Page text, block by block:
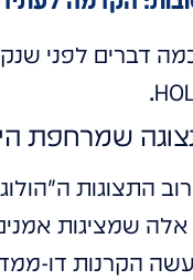
דברים לפני
שמרחפת
רוב התצוגות
אלה שמציגות
הקרנות דו-